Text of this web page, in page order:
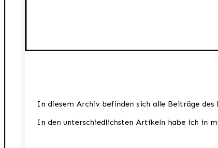
In diesem Archiv befinden sich alle Beiträge des
In den unterschiedlichsten Artikeln habe ich in